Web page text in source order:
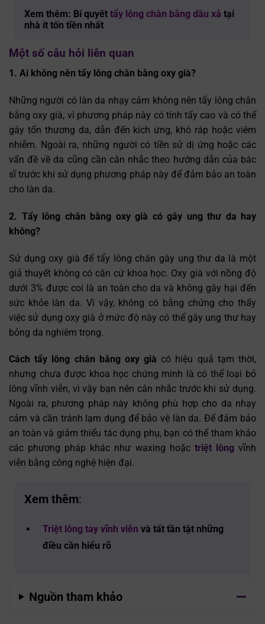
Xem thêm: Bí quyết tẩy lông chân bằng dầu xả tại
nhà ít tốn tiền nhất
Một số câu hỏi liên quan
1. Ai không nên tẩy lông chân bằng oxy già?
Những người có làn da nhạy cảm không nên tẩy lông chân
bằng oxy già, vì phương pháp này có tính tẩy cao và có thể
gây tổn thương da, dẫn đến kích ứng, khô ráp hoặc viêm
nhiễm. Ngoài ra, những người có tiền sử dị ứng hoặc các
vấn đề về da cũng cần cân nhắc theo hướng dẫn của bác
sĩ trước khi sử dụng phương pháp này để đảm bảo an toàn
cho làn da.
2. Tẩy lông chân bằng oxy già có gây ung thư da hay
không?
Sử dụng oxy già để tẩy lông chân gây ung thư da là một
giả thuyết không có căn cứ khoa học. Oxy già với nồng độ
dưới 3% được coi là an toàn cho da và không gây hại đến
sức khỏe làn da. Vì vậy, không có bằng chứng cho thấy
việc sử dụng oxy già ở mức độ này có thể gây ung thư hay
bỏng da nghiêm trọng.
Cách tẩy lông chân bằng oxy già có hiệu quả tạm thời,
nhưng chưa được khoa học chứng minh là có thể loại bỏ
lông vĩnh viễn, vì vậy bạn nên cân nhắc trước khi sử dụng.
Ngoài ra, phương pháp này không phù hợp cho da nhạy
cảm và cần tránh lạm dụng để bảo vệ làn da. Để đảm bảo
an toàn và giảm thiểu tác dụng phụ, bạn có thể tham khảo
các phương pháp khác như waxing hoặc triệt lông vĩnh
viễn bằng công nghệ hiện đại.
Xem thêm:
Triệt lông tay vĩnh viễn và tất tần tật những
điều cần hiểu rõ
Nguồn tham khảo